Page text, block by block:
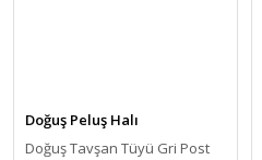
Doğuş Peluş Halı
Doğuş Tavşan Tüyü Gri Post